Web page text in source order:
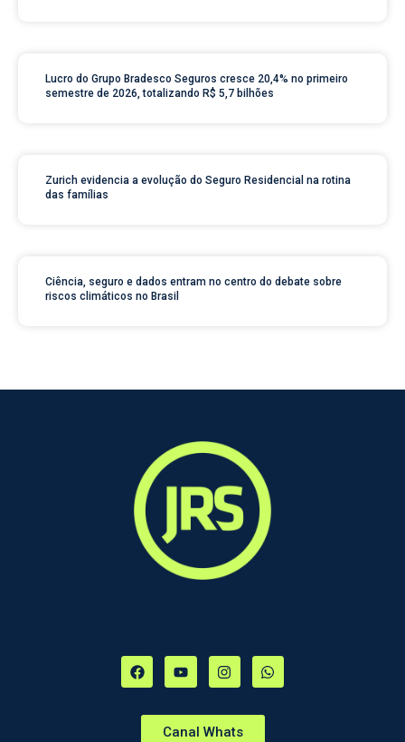
Lucro do Grupo Bradesco Seguros cresce 20,4% no primeiro
semestre de 2026, totalizando R$ 5,7 bilhões
Zurich evidencia a evolução do Seguro Residencial na rotina
das famílias
Ciência, seguro e dados entram no centro do debate sobre
riscos climáticos no Brasil
Canal Whats